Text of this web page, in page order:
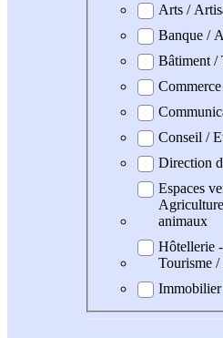
Arts /
Banque /
Bâtiment /
Conseil /
Direction
Espaces
animaux
Hôtellerie
Tourisme
Immobilier